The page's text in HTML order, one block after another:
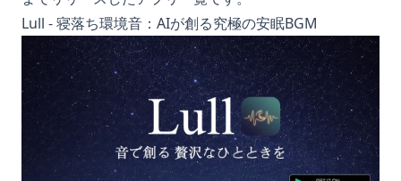
Lull - 寝落ち環境音：AIが創る究極の安眠BGM